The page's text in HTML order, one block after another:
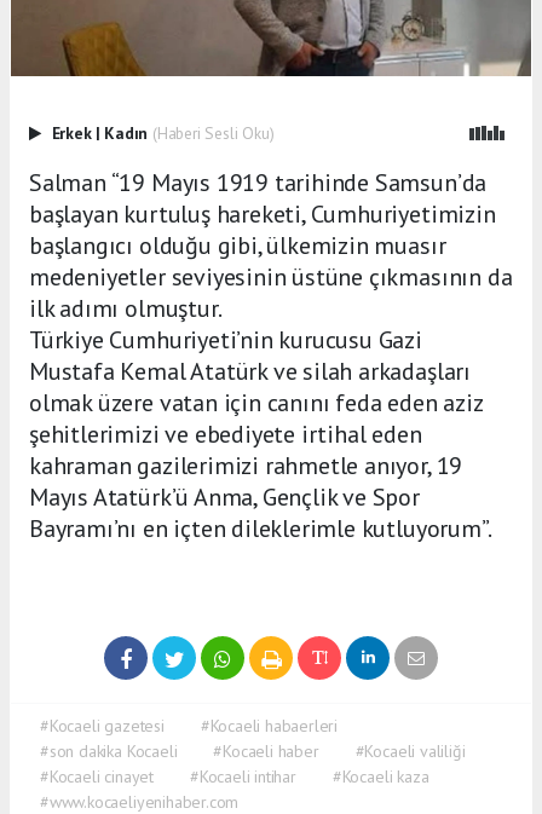
Erkek | Kadın (Haberi Sesli Oku)
Salman “19 Mayıs 1919 tarihinde Samsun’da
başlayan kurtuluş hareketi, Cumhuriyetimizin
başlangıcı olduğu gibi, ülkemizin muasır
medeniyetler seviyesinin üstüne çıkmasının da
ilk adımı olmuştur.
Türkiye Cumhuriyeti’nin kurucusu Gazi
Mustafa Kemal Atatürk ve silah arkadaşları
olmak üzere vatan için canını feda eden aziz
şehitlerimizi ve ebediyete irtihal eden
kahraman gazilerimizi rahmetle anıyor, 19
Mayıs Atatürk’ü Anma, Gençlik ve Spor
Bayramı’nı en içten dileklerimle kutluyorum”.
#Kocaeli gazetesi
#Kocaeli habaerleri
#son dakika Kocaeli
#Kocaeli haber
#Kocaeli valiliği
#Kocaeli cinayet
#Kocaeli intihar
#Kocaeli kaza
#www.kocaeliyenihaber.com